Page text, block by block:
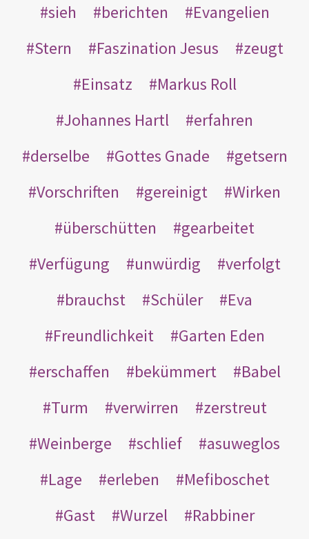
sieh
berichten
Evangelien
Stern
Faszination Jesus
zeugt
Einsatz
Markus Roll
Johannes Hartl
erfahren
derselbe
Gottes Gnade
getsern
Vorschriften
gereinigt
Wirken
überschütten
gearbeitet
Verfügung
unwürdig
verfolgt
brauchst
Schüler
Eva
Freundlichkeit
Garten Eden
erschaffen
bekümmert
Babel
Turm
verwirren
zerstreut
Weinberge
schlief
asuweglos
Lage
erleben
Mefiboschet
Gast
Wurzel
Rabbiner